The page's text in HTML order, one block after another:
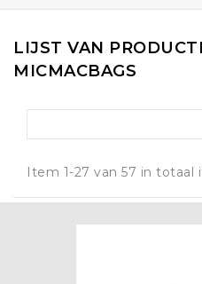
LIJST VAN
MICMACBAGS
Item 1-27 van 57 in totaal